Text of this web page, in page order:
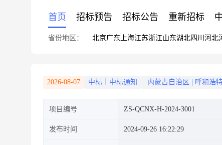
首页 招标预告 招标公告 重新招标
省份地区： 北京广东 上海江苏浙江山东湖北四川 河北
2026-08-07 中标｜中标通知 内蒙古自治区 呼和浩
项目编号 ZS-QCNX-H-2024-3001
发布时间 2024-09-26 16:22:29